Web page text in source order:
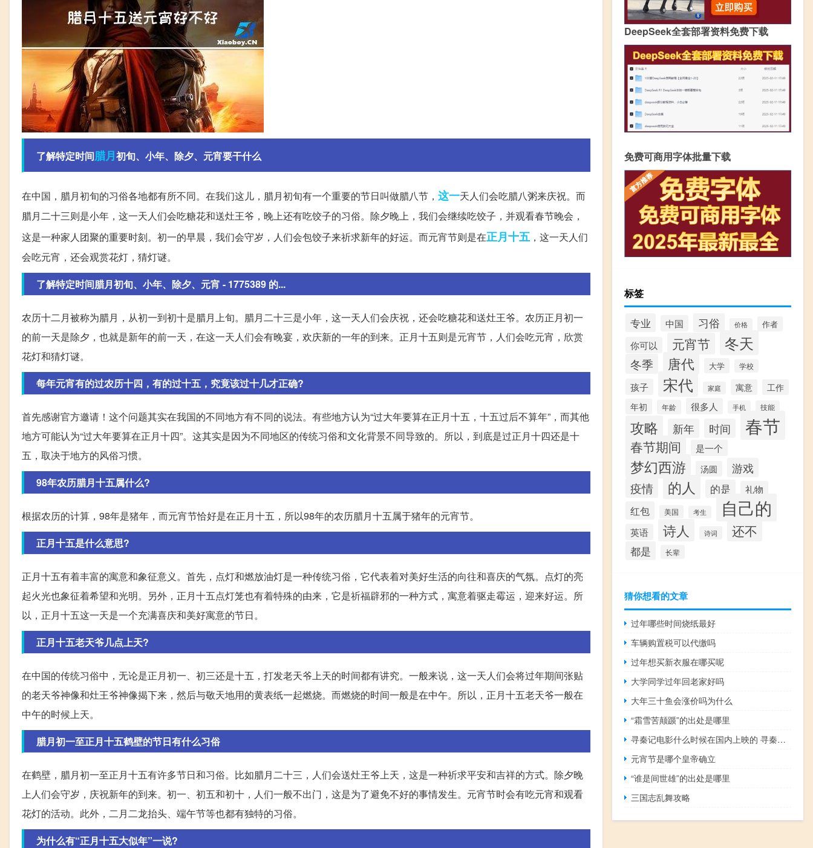
了解特定时间腊月初旬、小年、除夕、元宵要干什么
在中国，腊月初旬的习俗各地都有所不同。在我们这儿，腊月初旬有一个重要的节日叫做腊八节， 这一天人们会吃腊八粥来庆祝。而
腊月二十三则是小年，这一天人们会吃糖花和送灶王爷，晚上还有吃饺子的习俗。除夕晚上，我们会继续吃饺子，并观看春节晚会，
这是一种家人团聚的重要时刻。初一的早晨，我们会守岁，人们会包饺子来祈求新年的好运。而元宵节则是在正月十五 ，这一天人们
会吃元宵，还会观赏花灯，猜灯谜。
了解特定时间腊月初旬、小年、除夕、元宵 - 1775389 的...
农历十二月被称为腊月，从初一到初十是腊月上旬。腊月二十三是小年，这一天人们会庆祝，还会吃糖花和送灶王爷。农历正月初一
的前一天是除夕，也就是新年的前一天，在这一天人们会有晚宴，欢庆新的一年的到来。正月十五则是元宵节，人们会吃元宵，欣赏
花灯和猜灯谜。
每年元宵有的过农历十四，有的过十五，究竟该过十几才正确?
首先感谢官方邀请！这个问题其实在我国的不同地方有不同的说法。有些地方认为“过大年要算在正月十五，十五过后不算年”，而其他
地方可能认为“过大年要算在正月十四”。这其实是因为不同地区的传统习俗和文化背景不同导致的。所以，到底是过正月十四还是十
五，取决于地方的风俗习惯。
98年农历腊月十五属什么?
根据农历的计算，98年是猪年，而元宵节恰好是在正月十五，所以98年的农历腊月十五属于猪年的元宵节。
正月十五是什么意思?
正月十五有着丰富的寓意和象征意义。首先，点灯和燃放油灯是一种传统习俗，它代表着对美好生活的向往和喜庆的气氛。点灯的亮
起火光也象征着希望和光明。另外，正月十五点灯笼也有着特殊的由来，它是祈福辟邪的一种方式，寓意着驱走霉运，迎来好运。所
以，正月十五这一天是一个充满喜庆和美好寓意的节日。
正月十五老天爷几点上天?
在中国的传统习俗中，无论是正月初一、初三还是十五，打发老天爷上天的时间都有讲究。一般来说，这一天人们会将过年期间张贴
的老天爷神像和灶王爷神像揭下来，然后与敬天地用的黄表纸一起燃烧。而燃烧的时间一般是在中午。所以，正月十五老天爷一般在
中午的时候上天。
腊月初一至正月十五鹤壁的节日有什么习俗
在鹤壁，腊月初一至正月十五有许多节日和习俗。比如腊月二十三，人们会送灶王爷上天，这是一种祈求平安和吉祥的方式。除夕晚
上人们会守岁，庆祝新年的到来。初一、初五和初十，人们一般不出门，这是为了避免不好的事情发生。元宵节时会有吃元宵和观看
花灯的活动。此外，二月二龙抬头、端午节等也都有独特的习俗。
为什么有“正月十五大似年”一说?
DeepSeek全套部署资料免费下载
免费可商用字体批量下载
标签
专业 中国 习俗 价格 作者
你可以 元宵节 冬天
冬季 唐代 大学 学校
孩子 宋代 家庭 寓意
工作
年初
年龄 很多人 手机 技能
攻略 新年 时间 春节
春节期间 是一个
梦幻西游 汤圆 游戏
疫情 的人 的是 礼物
红包 美国 考生 自己的
英语 诗人 诗词 还不
都是 长辈
猜你想看的文章
过年哪些时间烧纸最好
车辆购置税可以代缴吗
过年想买新衣服在哪买呢
大学同学过年回老家好吗
大年三十鱼会涨价吗为什么
“霜雪苦颠踬”的出处是哪里
寻秦记电影什么时候在国内上映的 寻秦记电影版上映时间
元宵节是哪个皇帝确立
“谁是间世雄”的出处是哪里
三国志乱舞攻略